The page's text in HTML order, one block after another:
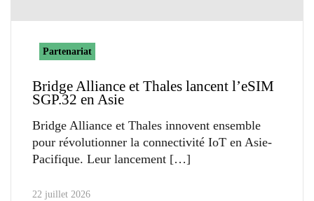
Partenariat
Bridge Alliance et Thales lancent l’eSIM
SGP.32 en Asie
Bridge Alliance et Thales innovent ensemble
pour révolutionner la connectivité IoT en Asie-
Pacifique. Leur lancement
22 juillet 2026